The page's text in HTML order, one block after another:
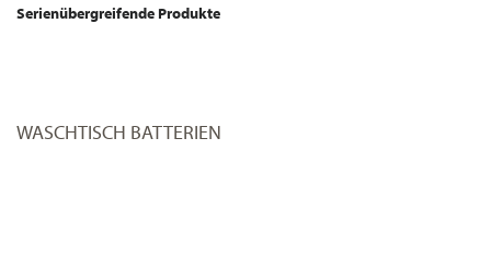
Serienübergreifende Produkte
WASCHTISCH BATTERIEN